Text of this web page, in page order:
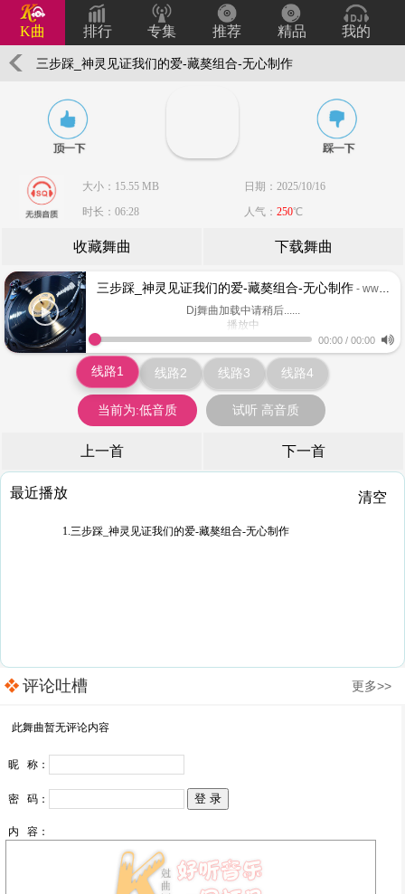
K曲 排行 专集 推荐 精品 我的
三步踩_神灵见证我们的爱-藏獒组合-无心制作
大小：15.55 MB
日期：2025/10/16
时长：06:28
人气： 250℃
收藏舞曲 下载舞曲
三步踩_神灵见证我们的爱-藏獒组合-无心制作 - www.keiqu.com
Dj舞曲加载中请稍后......
播放中
www.keiqu.com
00:00 / 00:00
线路1 线路2 线路3 线路4
当前为:低音质 试听 高音质
上一首 下一首
最近播放 清空
1.三步踩_神灵见证我们的爱-藏獒组合-无心制作
评论吐槽 更多>>